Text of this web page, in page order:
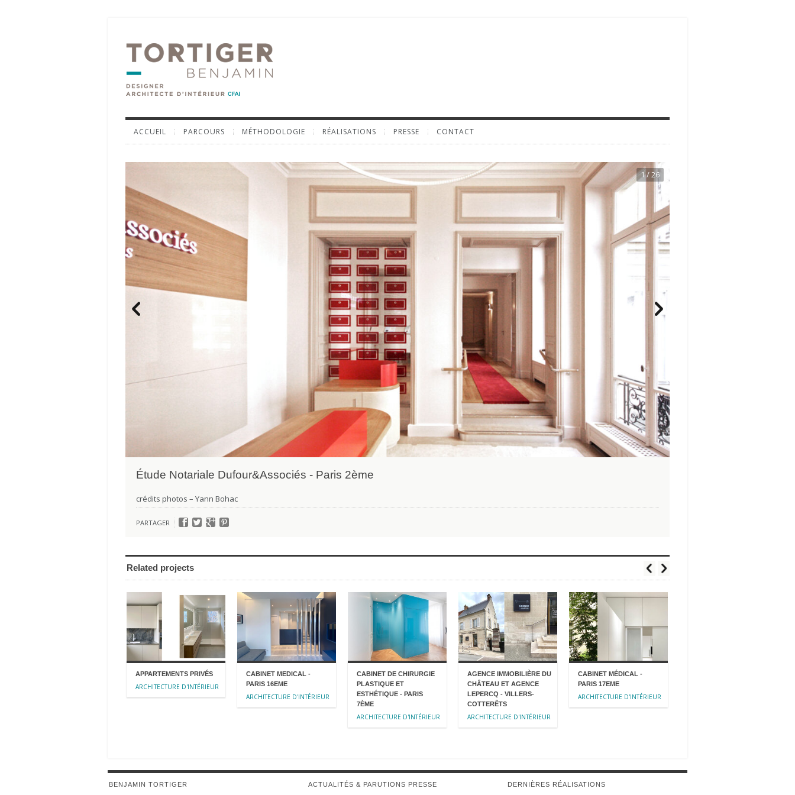
ACCUEIL PARCOURS MÉTHODOLOGIE RÉALISATIONS PRESSE CONTACT
1 / 26
Étude Notariale Dufour&Associés - Paris 2ème
crédits photos – Yann Bohac
PARTAGER
Related projects
APPARTEMENTS PRIVÉS
ARCHITECTURE D'INTÉRIEUR
CABINET MEDICAL -
PARIS 16EME
ARCHITECTURE D'INTÉRIEUR
CABINET DE CHIRURGIE
PLASTIQUE ET
ESTHÉTIQUE - PARIS
7ÈME
ARCHITECTURE D'INTÉRIEUR
AGENCE IMMOBILIÈRE DU
CHÂTEAU ET AGENCE
LEPERCQ - VILLERS-
COTTERÊTS
ARCHITECTURE D'INTÉRIEUR
CABINET MÉDICAL -
PARIS 17EME
ARCHITECTURE D'INTÉRIEUR
BENJAMIN TORTIGER ACTUALITÉS & PARUTIONS PRESSE DERNIÈRES RÉALISATIONS